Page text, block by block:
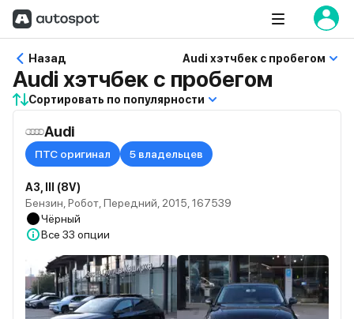
Назад Audi хэтчбек с пробегом
Audi хэтчбек с пробегом
Сортировать по популярности
Audi
ПТС оригинал 5 владельцев
A3, III (8V)
Бензин, Робот, Передний, 2015, 167539
Чёрный
Все 33 опции